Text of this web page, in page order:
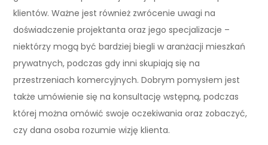
klientów. Ważne jest również zwrócenie uwagi na
doświadczenie projektanta oraz jego specjalizacje –
niektórzy mogą być bardziej biegli w aranżacji mieszkań
prywatnych, podczas gdy inni skupiają się na
przestrzeniach komercyjnych. Dobrym pomysłem jest
także umówienie się na konsultację wstępną, podczas
której można omówić swoje oczekiwania oraz zobaczyć,
czy dana osoba rozumie wizję klienta.